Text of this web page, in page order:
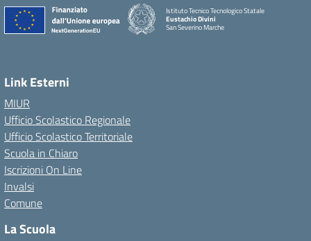
Istituto Tecnico Tecnologico Statale
Eustachio Divini
San Severino Marche
Link Esterni
MIUR
Ufficio Scolastico Regionale
Ufficio Scolastico Territoriale
Scuola in Chiaro
Iscrizioni On Line
Invalsi
Comune
La Scuola